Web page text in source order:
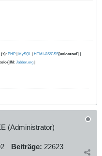
: PHP MySQL| HTML/JS/CSS[color=red] |
: Jabber.org
(Administrator)
Beiträge: 22623